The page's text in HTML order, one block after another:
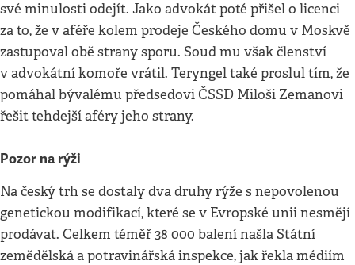
své minulosti odejít. Jako advokát poté přišel o licenci
za to, že v aféře kolem prodeje Českého domu v Moskvě
zastupoval obě strany sporu. Soud mu však členství
v advokátní komoře vrátil. Teryngel také proslul tím, že
pomáhal bývalému předsedovi ČSSD Miloši Zemanovi
řešit tehdejší aféry jeho strany.
Pozor na rýži
Na český trh se dostaly dva druhy rýže s nepovolenou
genetickou modifikací, které se v Evropské unii nesmějí
prodávat. Celkem téměř 38 000 balení našla Státní
zemědělská a potravinářská inspekce, jak řekla médiím